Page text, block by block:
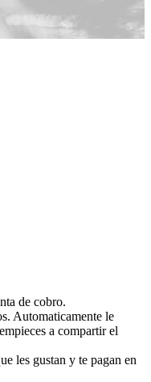
de cobro.
Automaticamente le
a compartir el
les gustan y te pagan en